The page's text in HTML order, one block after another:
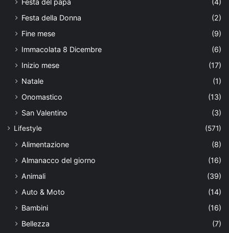
Festa della Donna
(2)
Fine mese
(9)
Immacolata 8 Dicembre
(6)
Inizio mese
(17)
Natale
(1)
Onomastico
(13)
San Valentino
(3)
Lifestyle (571)
Alimentazione
(8)
Almanacco del giorno
(16)
Animali
(39)
Auto & Moto
(14)
Bambini
(16)
Bellezza
(7)